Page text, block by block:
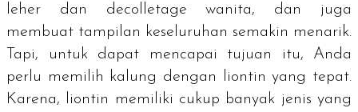
leher dan decolletage wanita, dan juga
membuat tampilan keseluruhan semakin menarik.
Tapi, untuk dapat mencapai tujuan itu, Anda
perlu memilih kalung dengan liontin yang tepat.
Karena, liontin memiliki cukup banyak jenis yang